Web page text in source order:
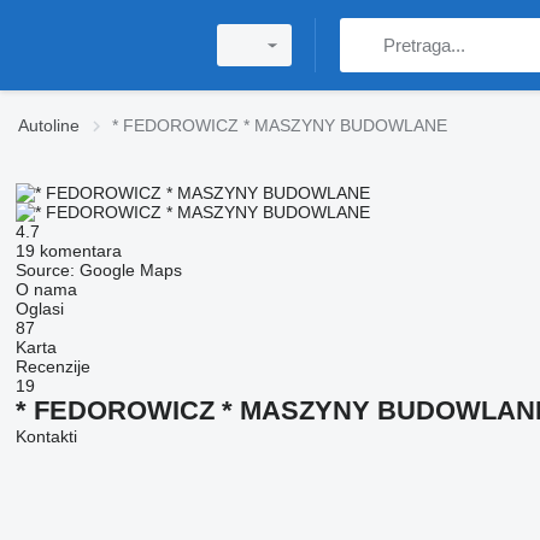
Autoline * FEDOROWICZ * MASZYNY BUDOWLANE
4.7
19 komentara
Source: Google Maps
O nama
Oglasi
87
Karta
Recenzije
19
* FEDOROWICZ * MASZYNY
Kontakti